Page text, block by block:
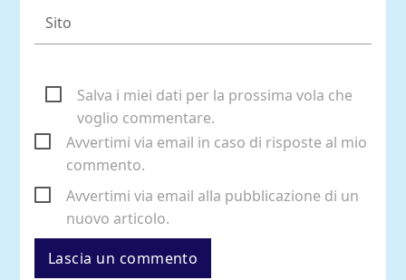
Salva i miei dati per la prossima vola che
voglio commentare.
Avvertimi via email in caso di risposte al mio
commento.
Avvertimi via email alla pubblicazione di un
nuovo articolo.